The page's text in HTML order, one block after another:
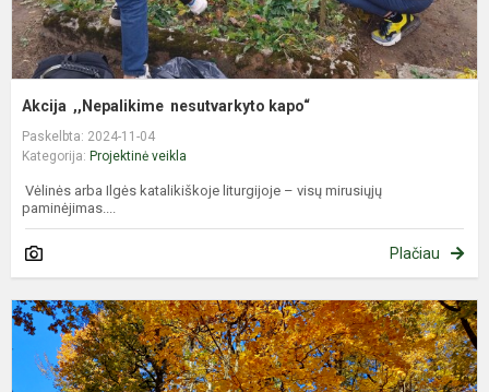
Akcija ,,Nepalikime nesutvarkyto kapo“
Paskelbta: 2024-11-04
Kategorija: Projektinė veikla
Vėlinės arba Ilgės katalikiškoje liturgijoje – visų mirusiųjų
paminėjimas....
Plačiau